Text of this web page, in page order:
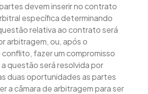
devem inserir no contrato
específica determinando
relativa ao contrato será
arbitragem, ou, após o
fazer um compromisso
questão será resolvida por
duas oportunidades as partes
a câmara de arbitragem para ser